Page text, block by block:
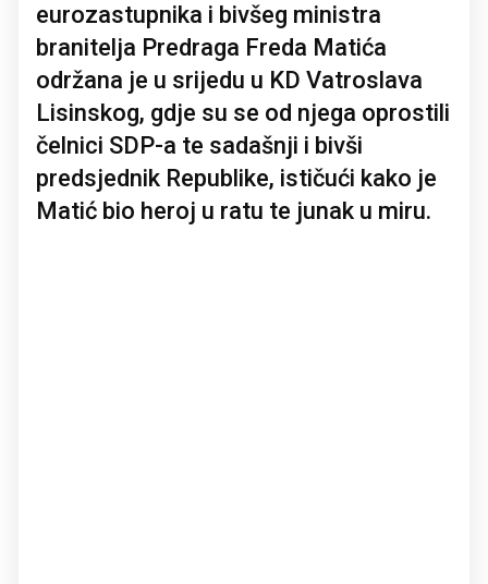
eurozastupnika i bivšeg ministra
branitelja Predraga Freda Matića
održana je u srijedu u KD Vatroslava
Lisinskog, gdje su se od njega oprostili
čelnici SDP-a te sadašnji i bivši
predsjednik Republike, ističući kako je
Matić bio heroj u ratu te junak u miru.